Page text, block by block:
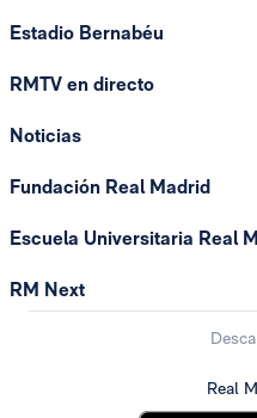
Estadio Bernabéu
RMTV en directo
Noticias
Fundación Real Madrid
Escuela Universitaria Real
RM Next
Real